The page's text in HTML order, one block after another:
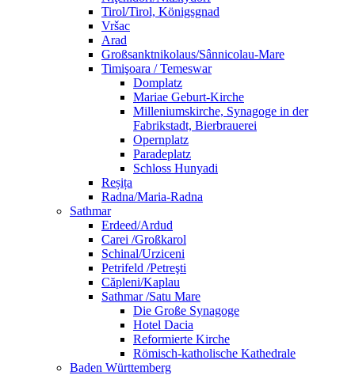
Tirol/Tirol, Königsgnad
Vršac
Arad
Großsanktnikolaus/Sânnicolau-Mare
Timişoara / Temeswar
Domplatz
Mariae Geburt-Kirche
Milleniumskirche, Synagoge in der
Fabrikstadt, Bierbrauerei
Opernplatz
Paradeplatz
Schloss Hunyadi
Reșița
Radna/Maria-Radna
Sathmar
Erdeed/Ardud
Carei /Großkarol
Schinal/Urziceni
Petrifeld /Petreşti
Căpleni/Kaplau
Sathmar /Satu Mare
Die Große Synagoge
Hotel Dacia
Reformierte Kirche
Römisch-katholische Kathedrale
Baden Württemberg